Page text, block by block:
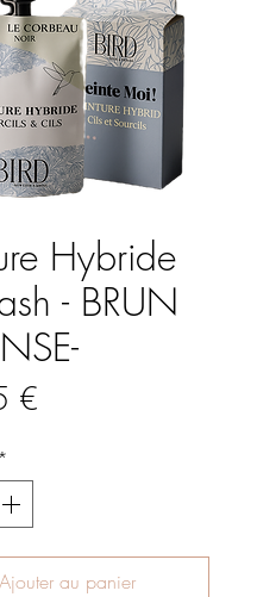
Hybride
- BRUN
€
*
Ajouter au panier